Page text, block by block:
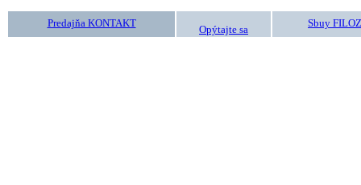
Predajňa KONTAKT
Opýtajte sa
Sbuy